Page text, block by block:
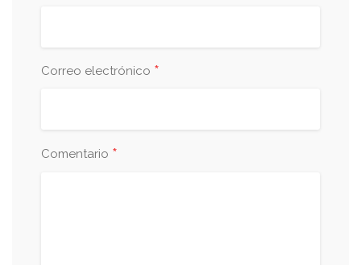
Correo electrónico *
Comentario *